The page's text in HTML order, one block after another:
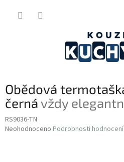
Obědová
černávždy
RS9036-TN
Průměrné
Neohodnoceno Podrobnosti hodnocení